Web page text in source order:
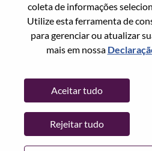
coleta de informações
Utilize esta ferramenta de
para gerenciar ou atualizar
mais em nossa
Aceitar tudo
Rejeitar tudo
Redefinir senha com seu email
Email*
Continuar